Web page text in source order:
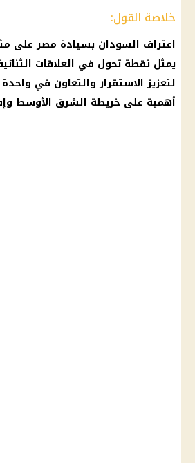
خلاصة القول:
اعتراف السودان بسيادة مصر على
يمثل نقطة تحول في العلاقات
لتعزيز الاستقرار والتعاون في
أهمية على خريطة الشرق الأوسط